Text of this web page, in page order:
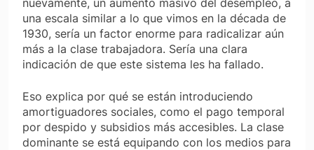
una escala similar a lo que vimos en la década de
1930, sería un factor enorme para radicalizar aún
más a la clase trabajadora. Sería una clara
indicación de que este sistema les ha fallado.
Eso explica por qué se están introduciendo
amortiguadores sociales, como el pago temporal
por despido y subsidios más accesibles. La clase
dominante se está equipando con los medios para